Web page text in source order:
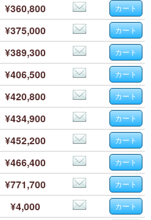
¥360,800
¥375,000
¥389,300
¥406,500
¥420,800
¥434,900
¥452,200
¥466,400
¥771,700
¥4,000